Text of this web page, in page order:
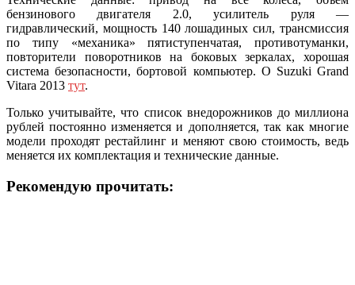
бензинового двигателя 2.0, усилитель руля —
гидравлический, мощность 140 лошадиных сил, трансмиссия
по типу «механика» пятиступенчатая, противотуманки,
повторители поворотников на боковых зеркалах, хорошая
система безопасности, бортовой компьютер. О Suzuki Grand
Vitara 2013 тут.
Только учитывайте, что список внедорожников до миллиона
рублей постоянно изменяется и дополняется, так как многие
модели проходят рестайлинг и меняют свою стоимость, ведь
меняется их комплектация и технические данные.
Рекомендую прочитать: